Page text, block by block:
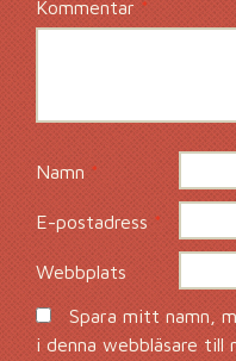
Kommentar*
Namn*
E-postadress*
Webbplats
Spara mitt namn,
i denna webbläsare till